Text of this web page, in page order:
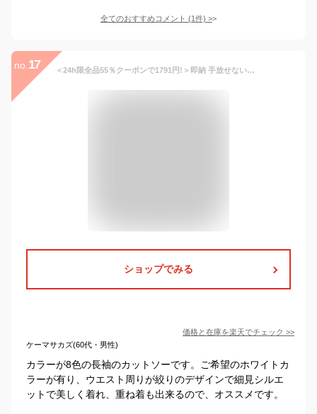
全てのおすすめコメント (1件) >
no. 17 ＜24h限全品55％クーポンで1791円!＞即納 手放せない。 しっかり 生地 着丈長め トップス tシャツ カットソー ロンt レディース 長袖 きれいめ ラウンドヘム サイドスリット 無地 大きいサイズ おしゃれ 重ね着 シンプル ゆったり インナー 白T 白 黒 部屋着/外出着
ショップでみる
価格と在庫を楽天でチェック >>
ケーマサカズ(60代・男性)
カラーが8色の長袖のカットソーです。ご希望のホワイトカ
ラーが有り、ウエスト周りが絞りのデザインで細見シルエ
ットで美しく着れ、重ね着も出来るので、オススメです。